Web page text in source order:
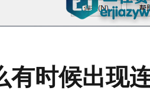
有时候出现